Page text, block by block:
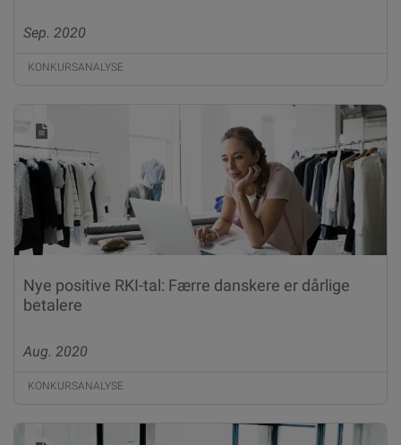
Sep. 2020
KONKURSANALYSE
Nye positive RKI-tal: Færre danskere er dårlige
betalere
Aug. 2020
KONKURSANALYSE